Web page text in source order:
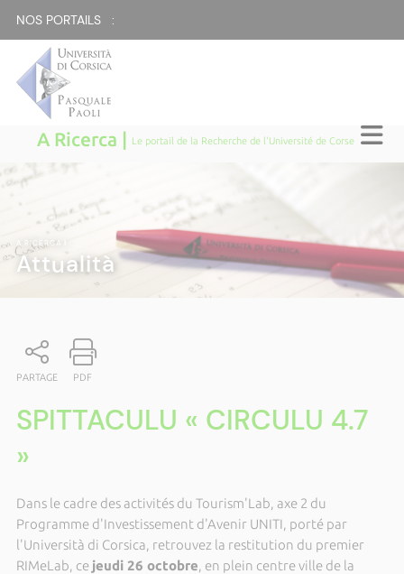
NOS PORTAILS :
A Ricerca | Le portail de la Recherche de l'Université de Corse
A RICERCA
Attualità
PARTAGE PDF
SPITTACULU « CIRCULU 4.7
»
Dans le cadre des activités du Tourism'Lab, axe 2 du
Programme d'Investissement d'Avenir UNITI, porté par
l'Università di Corsica, retrouvez la restitution du premier
RIMeLab, ce jeudi 26 octobre, en plein centre ville de la